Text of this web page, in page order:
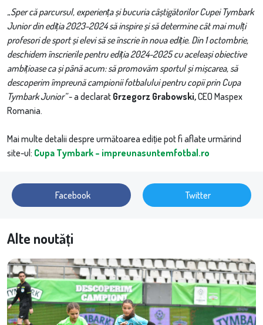
„Sper că parcursul, experiența și bucuria câștigătorilor Cupei Tymbark
Junior din ediția 2023-2024 să inspire și să determine cât mai mulți
profesori de sport și elevi să se înscrie în noua ediție. Din 1 octombrie,
deschidem înscrierile pentru ediția 2024-2025 cu aceleași obiective
ambițioase ca și până acum: să promovăm sportul și mișcarea, să
descoperim împreună campionii fotbalului pentru copii prin Cupa
Tymbark Junior”- a declarat Grzegorz Grabowski,CEO Maspex
Romania.
Mai multe detalii despre următoarea ediție pot fi aflate urmărind
site-ul: Cupa Tymbark – impreunasuntemfotbal.ro
Facebook Twitter
Alte noutăți